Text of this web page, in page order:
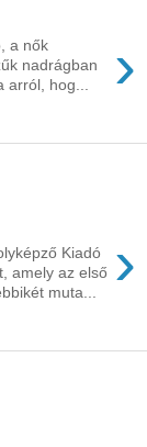
›
a nők
nadrágban
hog...
›
Kiadó
amely az első
muta...